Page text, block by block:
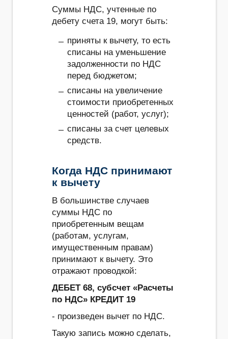
Суммы НДС, учтенные по
дебету счета 19, могут быть:
приняты к вычету, то есть
списаны на уменьшение
задолженности по НДС
перед бюджетом;
списаны на увеличение
стоимости приобретенных
ценностей (работ, услуг);
списаны за счет целевых
средств.
Когда НДС принимают
к вычету
В большинстве случаев
суммы НДС по
приобретенным вещам
(работам, услугам,
имущественным правам)
принимают к вычету. Это
отражают проводкой:
ДЕБЕТ 68, субсчет «Расчеты
по НДС» КРЕДИТ 19
- произведен вычет по НДС.
Такую запись можно сделать,